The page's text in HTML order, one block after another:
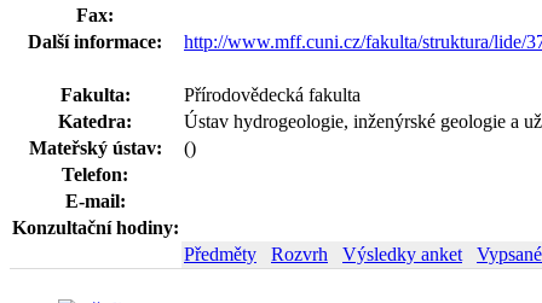
Fax:
Další informace:
http://www.mff.cuni.cz/fakulta/struktura/lide/
Fakulta:
Přírodovědecká fakulta
Katedra:
Ústav hydrogeologie, inženýrské geologie a
Mateřský ústav:
()
Telefon:
E-mail:
Konzultační hodiny:
Předměty
Rozvrh Výsledky anket